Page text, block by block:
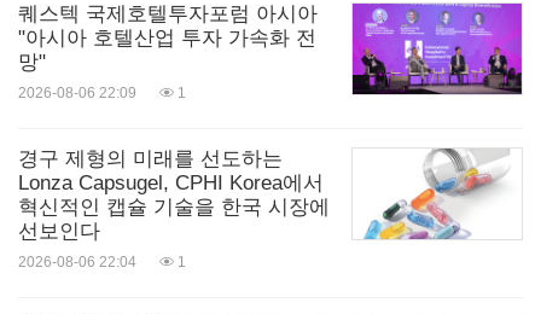
퀘스텍 국제호텔투자포럼 아시아
"아시아 호텔산업 투자 가속화 전
망"
2026-08-06 22:09 1
경구 제형의 미래를 선도하는
Lonza Capsugel, CPHI Korea에서
혁신적인 캡슐 기술을 한국 시장에
선보인다
2026-08-06 22:04 1